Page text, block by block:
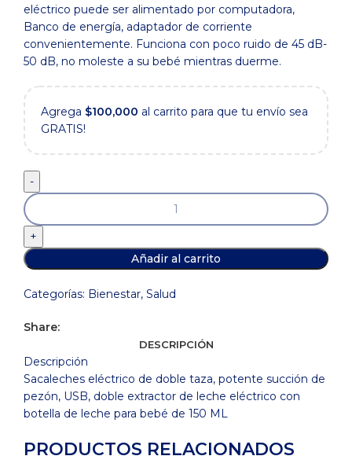
eléctrico puede ser alimentado por computadora,
Banco de energía, adaptador de corriente
convenientemente. Funciona con poco ruido de 45 dB-
50 dB, no moleste a su bebé mientras duerme.
Agrega $100,000 al carrito para que tu envío sea
GRATIS!
Extractor
de
leche
eléctrico
doble
para
amamantar,
bomba
leche
con
botella
de
para
Añadir al carrito
Categorías: Bienestar, Salud
Share:
DESCRIPCIÓN
Descripción
Sacaleches eléctrico de doble taza, potente succión de
pezón, USB, doble extractor de leche eléctrico con
botella de leche para bebé de 150 ML
PRODUCTOS RELACIONADOS